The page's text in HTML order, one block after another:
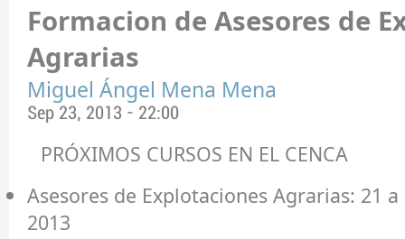
Formacion de Asesores de
Agrarias
Miguel Ángel Mena Mena
Sep 23, 2013 - 22:00
PRÓXIMOS CURSOS EN EL CENCA
Asesores de Explotaciones Agrarias: 21
2013